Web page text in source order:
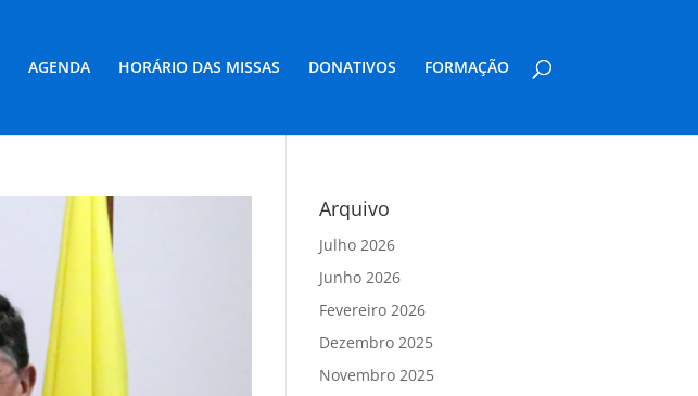
AGENDA HORÁRIO DAS MISSAS DONATIVOS FORMAÇÃO
Arquivo
Julho 2026
Junho 2026
Fevereiro 2026
Dezembro 2025
Novembro 2025